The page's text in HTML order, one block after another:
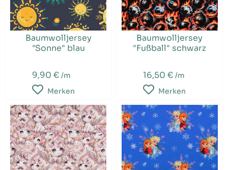
Baumwolljersey
"Sonne" blau
9,90 € /m
Merken
Baumwolljersey
"Fußball" schwarz
16,50 €/m
Merken